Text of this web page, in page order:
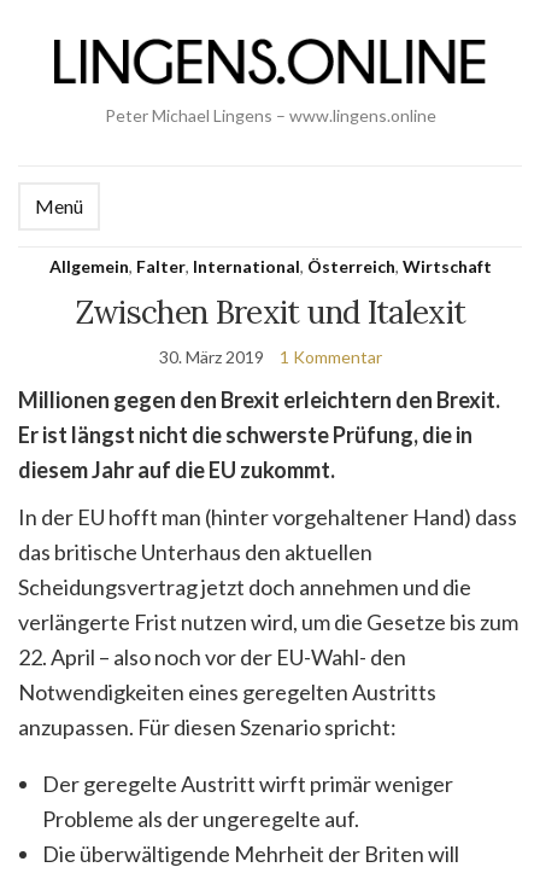
Peter Michael Lingens – www.lingens.online
Menü
Allgemein, Falter, International, Österreich, Wirtschaft
Zwischen Brexit und Italexit
30. März 2019 1 Kommentar
Millionen gegen den Brexit erleichtern den Brexit.
Er ist längst nicht die schwerste Prüfung, die in
diesem Jahr auf die EU zukommt.
In der EU hofft man (hinter vorgehaltener Hand) dass
das britische Unterhaus den aktuellen
Scheidungsvertrag jetzt doch annehmen und die
verlängerte Frist nutzen wird, um die Gesetze bis zum
22. April – also noch vor der EU-Wahl- den
Notwendigkeiten eines geregelten Austritts
anzupassen. Für diesen Szenario spricht:
Der geregelte Austritt wirft primär weniger
Probleme als der ungeregelte auf.
Die überwältigende Mehrheit der Briten will